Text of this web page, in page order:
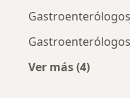
Ver más (4)